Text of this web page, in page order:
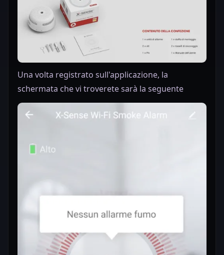
Una volta registrato sull'applicazione, la
schermata che vi troverete sarà la seguente